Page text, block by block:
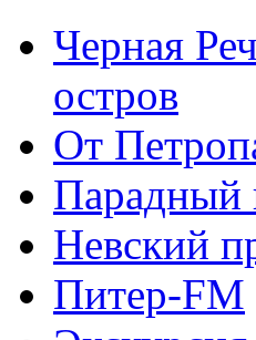
Черная
остров
От
Парадный
Невский
Питер-FM